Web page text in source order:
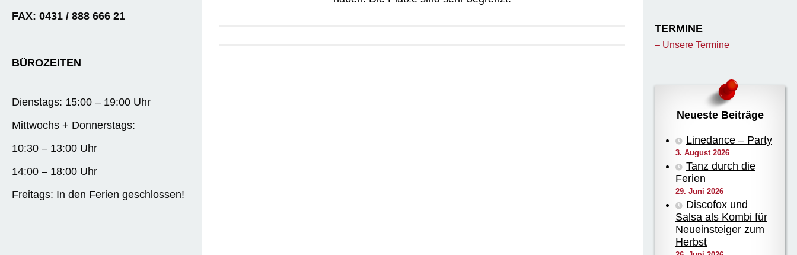
FAX: 0431 / 888 666 21
BÜROZEITEN
Dienstags: 15:00 – 19:00 Uhr
Mittwochs + Donnerstags:
10:30 – 13:00 Uhr
14:00 – 18:00 Uhr
Freitags: In den Ferien geschlossen!
TERMINE
– Unsere Termine
Neueste Beiträge
Linedance – Party
3. August 2026
Tanz durch die
Ferien
29. Juni 2026
Discofox und
Salsa als Kombi für
Neueinsteiger zum
Herbst